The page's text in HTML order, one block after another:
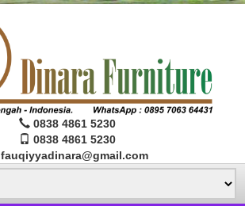
0838 4861 5230
0838 4861 5230
fauqiyyadinara@gmail.com